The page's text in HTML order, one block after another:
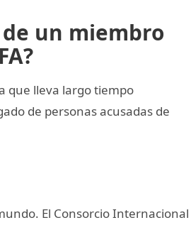
un miembro
que lleva largo tiempo
de personas acusadas de
El Consorcio Internacional